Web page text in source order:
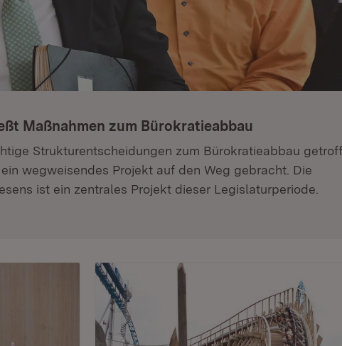
Maßnahmen zum Bürokratieabbau
Strukturentscheidungen zum Bürokratieabbau
wegweisendes Projekt auf den Weg gebracht. Die
ist ein zentrales Projekt dieser Legislaturperiode.